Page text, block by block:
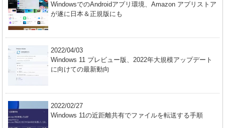
WindowsでのAndroidアプリ環境、Amazon アプリストア
が遂に日本＆正規版にも
2022/04/03
Windows 11 プレビュー版、2022年大規模アップデート
に向けての最新動向
2022/02/27
Windows 11の近距離共有でファイルを転送する手順